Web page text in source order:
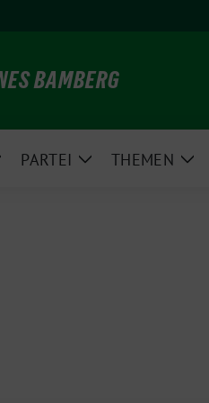
BAMBERG
PARTEI
ZeigeTHEMEN